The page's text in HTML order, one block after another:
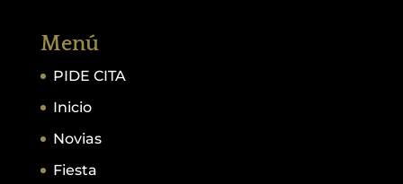
Menú
PIDE CITA
Inicio
Novias
Fiesta